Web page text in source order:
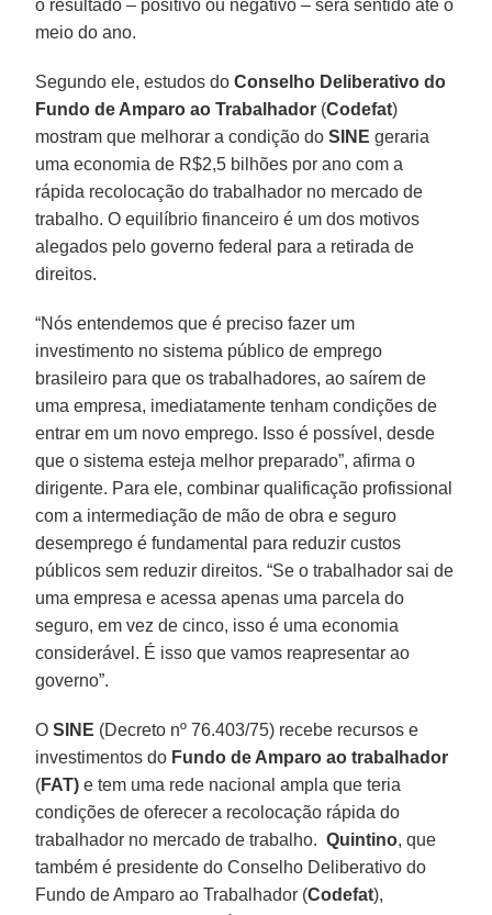
o resultado – positivo ou negativo – será sentido até o
meio do ano.
Segundo ele, estudos doConselho Deliberativo do
Fundo de Amparo ao Trabalhador (Codefat)
mostram que melhorar a condição doSINE geraria
uma economia de R$2,5 bilhões por ano com a
rápida recolocação do trabalhador no mercado de
trabalho. O equilíbrio financeiro é um dos motivos
alegados pelo governo federal para a retirada de
direitos.
“Nós entendemos que é preciso fazer um
investimento no sistema público de emprego
brasileiro para que os trabalhadores, ao saírem de
uma empresa, imediatamente tenham condições de
entrar em um novo emprego. Isso é possível, desde
que o sistema esteja melhor preparado”, afirma o
dirigente. Para ele, combinar qualificação profissional
com a intermediação de mão de obra e seguro
desemprego é fundamental para reduzir custos
públicos sem reduzir direitos. “Se o trabalhador sai de
uma empresa e acessa apenas uma parcela do
seguro, em vez de cinco, isso é uma economia
considerável. É isso que vamos reapresentar ao
governo”.
OSINE (Decreto nº 76.403/75) recebe recursos e
investimentos do Fundo de Amparo ao trabalhador
(FAT) e tem uma rede nacional ampla que teria
condições de oferecer a recolocação rápida do
trabalhador no mercado de trabalho.Quintino, que
também é presidente do Conselho Deliberativo do
Fundo de Amparo ao Trabalhador (Codefat),